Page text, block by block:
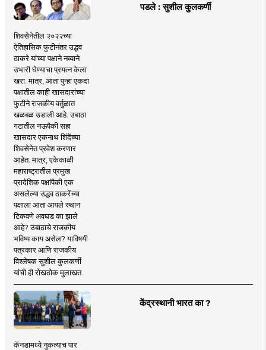
पडले : सुशील कुलकर्णी
शिवसेनेतील २०२२च्या
ऐतिहासिक फुटीनंतर उद्धव
ठाकरे यांच्या पक्षाने नव्याने
उभारी घेण्याचा प्रयत्न केला
खरा. मात्र, आता पुन्हा एकदा
पक्षातील काही खासदारांच्या
फुटीने राजकीय वर्तुळात
खळबळ उडाली आहे. उबाठा
गटातील नऊपैकी सहा
खासदार एकनाथ शिंदेंच्या
शिवसेनेत प्रवेश करणार
आहेत. मात्र, एकेकाळी
महाराष्ट्रातील प्रमुख
प्रादेशिक पक्षांपैकी एक
असलेल्या उद्धव ठाकरेंच्या
पक्षाला आता आपले स्थान
टिकवणे अवघड का झाले
आहे? उबाठाचे राजकीय
भविष्य काय असेल? याविषयी
पत्रकार आणि राजकीय
विश्लेषक सुशील कुलकर्णी
यांची ही रोखठोक मुलाखत..
केंद्रस्थानी भारत का ?
कॅनडामध्ये नुकत्याच पार